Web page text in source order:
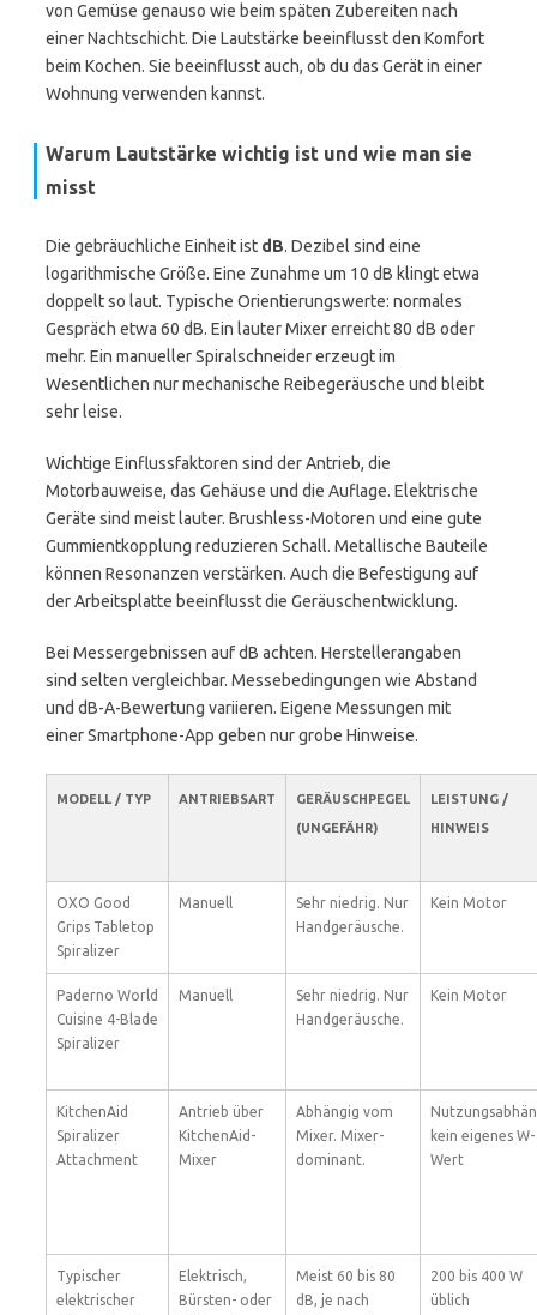
von Gemüse genauso wie beim späten Zubereiten nach
einer Nachtschicht. Die Lautstärke beeinflusst den Komfort
beim Kochen. Sie beeinflusst auch, ob du das Gerät in einer
Wohnung verwenden kannst.
Warum Lautstärke wichtig ist und wie man sie
misst
Die gebräuchliche Einheit ist dB. Dezibel sind eine
logarithmische Größe. Eine Zunahme um 10 dB klingt etwa
doppelt so laut. Typische Orientierungswerte: normales
Gespräch etwa 60 dB. Ein lauter Mixer erreicht 80 dB oder
mehr. Ein manueller Spiralschneider erzeugt im
Wesentlichen nur mechanische Reibegeräusche und bleibt
sehr leise.
Wichtige Einflussfaktoren sind der Antrieb, die
Motorbauweise, das Gehäuse und die Auflage. Elektrische
Geräte sind meist lauter. Brushless-Motoren und eine gute
Gummientkopplung reduzieren Schall. Metallische Bauteile
können Resonanzen verstärken. Auch die Befestigung auf
der Arbeitsplatte beeinflusst die Geräuschentwicklung.
Bei Messergebnissen auf dB achten. Herstellerangaben
sind selten vergleichbar. Messebedingungen wie Abstand
und dB-A-Bewertung variieren. Eigene Messungen mit
einer Smartphone-App geben nur grobe Hinweise.
MODELL / TYP ANTRIEBSART
GERÄUSCHPEGEL
(UNGEFÄHR)
LEISTUNG /
HINWEIS
OXO Good
Grips Tabletop
Spiralizer
Manuell
Sehr niedrig. Nur
Handgeräusche.
Kein Motor
Paderno World
Cuisine 4-Blade
Spiralizer
Manuell
Sehr niedrig. Nur
Handgeräusche.
Kein Motor
KitchenAid
Spiralizer
Attachment
Antrieb über
KitchenAid-
Mixer
Abhängig vom
Mixer. Mixer-
dominant.
kein eigenes W-
Wert
Typischer
elektrischer
Elektrisch,
Bürsten- oder
Meist 60 bis 80
dB, je nach
200 bis 400 W
üblich